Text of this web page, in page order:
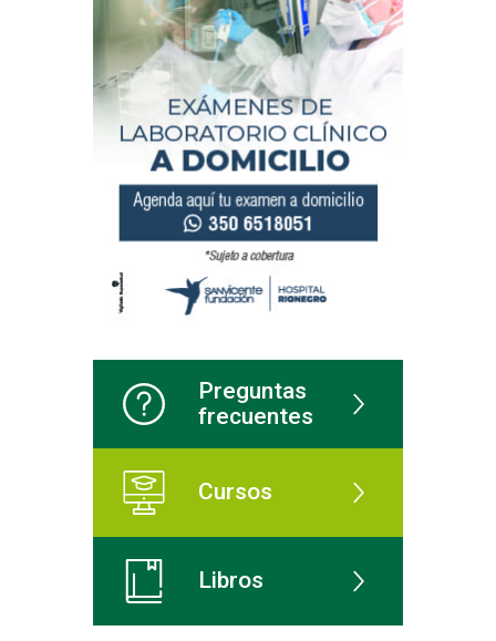
Preguntas
frecuentes
Cursos
Libros